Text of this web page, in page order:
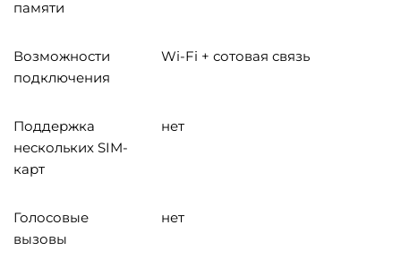
памяти
Возможности
подключения
Wi-Fi + сотовая связь
Поддержка
нескольких SIM-
карт
нет
Голосовые
вызовы
нет